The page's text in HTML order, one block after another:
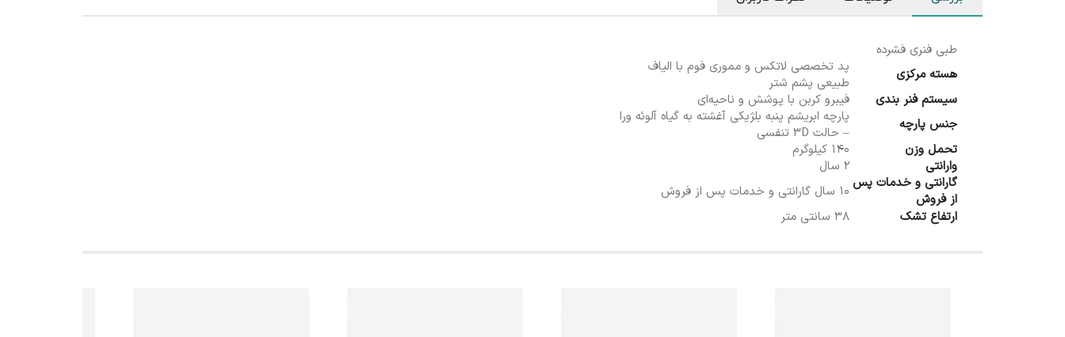
طبی فنری فشرده
هسته مرکزی
پد تخصصی لاتکس و مموری فوم با الیاف
طبیعی پشم شتر
سیستم فنر بندی
فیبرو کربن با پوشش و ناحیه‌ای
جنس پارچه
پارچه ابریشم پنبه بلژیکی آغشته به گیاه آلوئه ورا
– حالت 3D تنفسی
تحمل وزن
140 کیلوگرم
وارانتی
2 سال
گارانتی و خدمات پس
از فروش
۱۰ سال گارانتی و خدمات پس از فروش
ارتفاع تشک
38 سانتی متر